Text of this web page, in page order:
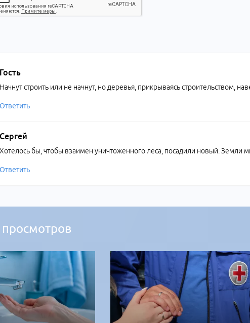
Гость
Начнут строить или не начнут, но деревья, прикрываясь строительством,
Ответить
Сергей
Хотелось бы, чтобы взаимен уничтоженного леса, посадили новый. Земли
Ответить